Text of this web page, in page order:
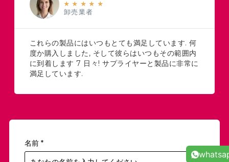
★ ★ ★ ★ ★
卸売業者
これらの製品にはいつもとても満足しています. 何
度か購入しました, そして彼らはいつもその範囲内
に到着します 7 日々! サプライヤーと製品に非常に
満足しています.
名前 *